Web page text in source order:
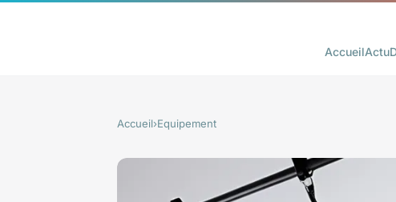
AccueilActu
Accueil›Equipement